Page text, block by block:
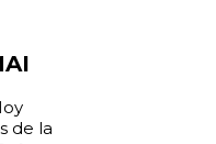
de la